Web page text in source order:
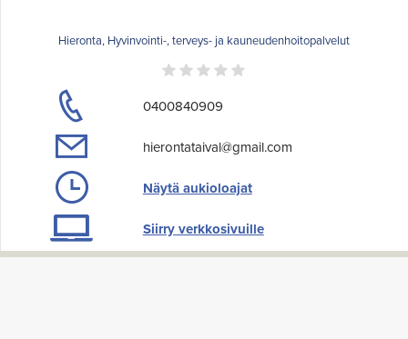
Hieronta, Hyvinvointi-, terveys- ja kauneudenhoitopalvelut
0400840909
hierontataival@gmail.com
Näytä aukioloajat
Siirry verkkosivuille